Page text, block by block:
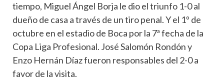
tiempo, Miguel Ángel Borja le dio el triunfo 1-0 al
dueño de casa a través de un tiro penal. Y el 1º de
octubre en el estadio de Boca por la 7ª fecha de la
Copa Liga Profesional. José Salomón Rondón y
Enzo Hernán Díaz fueron responsables del 2-0 a
favor de la visita.